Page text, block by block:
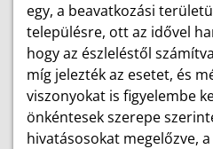
egy, a beavatkozási
településre, ott az idővel
hogy az észleléstől
míg jelezték az esetet, és
viszonyokat is figyelembe
önkéntesek szerepe
hivatásosokat megelőzve,